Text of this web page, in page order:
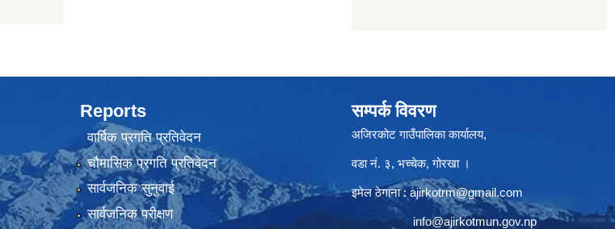
Reports
वार्षिक प्रगति प्रतिवेदन
चौमासिक प्रगति प्रतिवेदन
सार्वजनिक सुनुवाई
सार्वजनिक परीक्षण
सम्पर्क विवरण
अजिरकोट गाउँपालिका कार्यालय,
वडा नं. ३, भच्चेक, गोरखा ।
इमेल ठेगाना : ajirkotrm@gmail.com
info@ajirkotmun.gov.np